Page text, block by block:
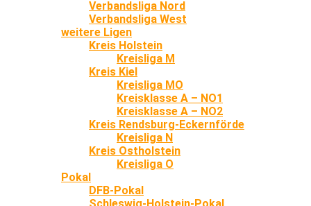
Verbandsliga Nord
Verbandsliga West
weitere Ligen
Kreis Holstein
Kreisliga M
Kreis Kiel
Kreisliga MO
Kreisklasse A – NO1
Kreisklasse A – NO2
Kreis Rendsburg-Eckernförde
Kreisliga N
Kreis Ostholstein
Kreisliga O
Pokal
DFB-Pokal
Schleswig-Holstein-Pokal